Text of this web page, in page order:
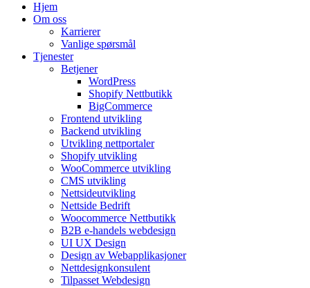
Hjem
Om oss
Karrierer
Vanlige spørsmål
Tjenester
Betjener
WordPress
Shopify Nettbutikk
BigCommerce
Frontend utvikling
Backend utvikling
Utvikling nettportaler
Shopify utvikling
WooCommerce utvikling
CMS utvikling
Nettsideutvikling
Nettside Bedrift
Woocommerce Nettbutikk
B2B e-handels webdesign
UI UX Design
Design av Webapplikasjoner
Nettdesignkonsulent
Tilpasset Webdesign